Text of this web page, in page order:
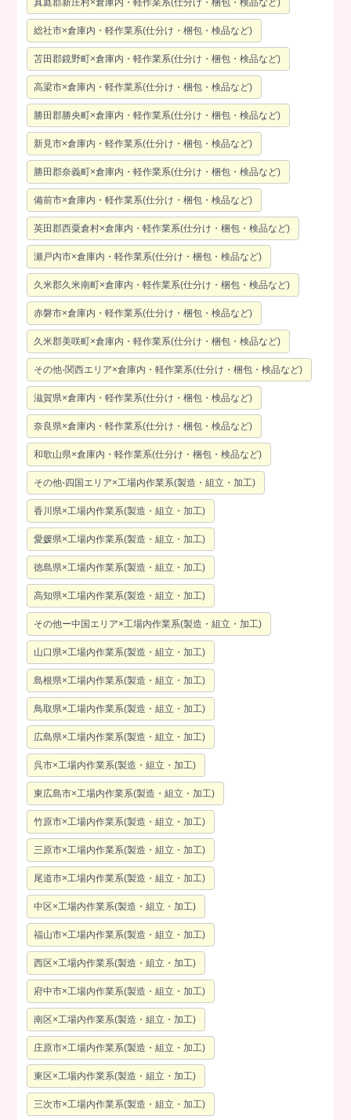
真庭郡新庄村×倉庫内・軽作業系(仕分け・梱包・検品など)
総社市×倉庫内・軽作業系(仕分け・梱包・検品など)
苫田郡鏡野町×倉庫内・軽作業系(仕分け・梱包・検品など)
高梁市×倉庫内・軽作業系(仕分け・梱包・検品など)
勝田郡勝央町×倉庫内・軽作業系(仕分け・梱包・検品など)
新見市×倉庫内・軽作業系(仕分け・梱包・検品など)
勝田郡奈義町×倉庫内・軽作業系(仕分け・梱包・検品など)
備前市×倉庫内・軽作業系(仕分け・梱包・検品など)
英田郡西粟倉村×倉庫内・軽作業系(仕分け・梱包・検品など)
瀬戸内市×倉庫内・軽作業系(仕分け・梱包・検品など)
久米郡久米南町×倉庫内・軽作業系(仕分け・梱包・検品など)
赤磐市×倉庫内・軽作業系(仕分け・梱包・検品など)
久米郡美咲町×倉庫内・軽作業系(仕分け・梱包・検品など)
その他-関西エリア×倉庫内・軽作業系(仕分け・梱包・検品など)
滋賀県×倉庫内・軽作業系(仕分け・梱包・検品など)
奈良県×倉庫内・軽作業系(仕分け・梱包・検品など)
和歌山県×倉庫内・軽作業系(仕分け・梱包・検品など)
その他-四国エリア×工場内作業系(製造・組立・加工)
香川県×工場内作業系(製造・組立・加工)
愛媛県×工場内作業系(製造・組立・加工)
徳島県×工場内作業系(製造・組立・加工)
高知県×工場内作業系(製造・組立・加工)
その他ー中国エリア×工場内作業系(製造・組立・加工)
山口県×工場内作業系(製造・組立・加工)
島根県×工場内作業系(製造・組立・加工)
鳥取県×工場内作業系(製造・組立・加工)
広島県×工場内作業系(製造・組立・加工)
呉市×工場内作業系(製造・組立・加工)
東広島市×工場内作業系(製造・組立・加工)
竹原市×工場内作業系(製造・組立・加工)
三原市×工場内作業系(製造・組立・加工)
尾道市×工場内作業系(製造・組立・加工)
中区×工場内作業系(製造・組立・加工)
福山市×工場内作業系(製造・組立・加工)
西区×工場内作業系(製造・組立・加工)
府中市×工場内作業系(製造・組立・加工)
南区×工場内作業系(製造・組立・加工)
庄原市×工場内作業系(製造・組立・加工)
東区×工場内作業系(製造・組立・加工)
三次市×工場内作業系(製造・組立・加工)